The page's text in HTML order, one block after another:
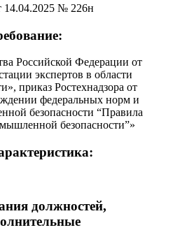
14.04.2025 № 226н
Российской Федерации от
экспертов в области
приказ Ростехнадзора от
федеральных норм и
безопасности “Правила
безопасности”»
должностей,